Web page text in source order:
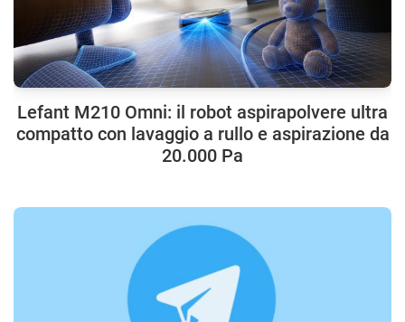
Lefant M210 Omni: il robot aspirapolvere ultra
compatto con lavaggio a rullo e aspirazione da
20.000 Pa